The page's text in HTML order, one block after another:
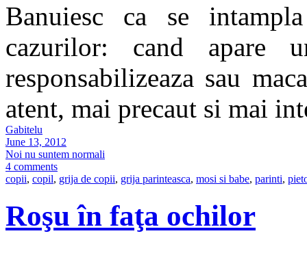
Banuiesc ca se
cazurilor: cand
responsabilizeaza sau
atent, mai precaut si mai
Gabitelu
June 13, 2012
Noi nu suntem normali
4 comments
copii, copil, grija de copii, grija parinteasca, mosi si babe, parinti,
Roşu în faţa ochilor